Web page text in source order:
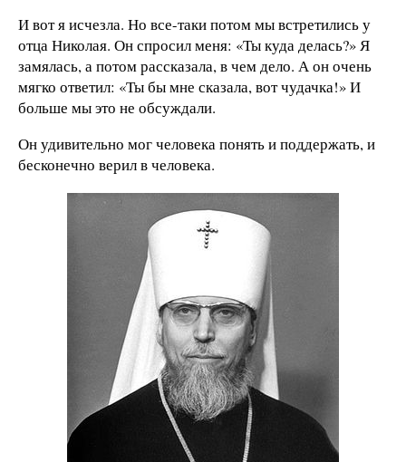
И вот я исчезла. Но все-таки потом мы встретились у
отца Николая. Он спросил меня: «Ты куда делась?» Я
замялась, а потом рассказала, в чем дело. А он очень
мягко ответил: «Ты бы мне сказала, вот чудачка!» И
больше мы это не обсуждали.
Он удивительно мог человека понять и поддержать, и
бесконечно верил в человека.